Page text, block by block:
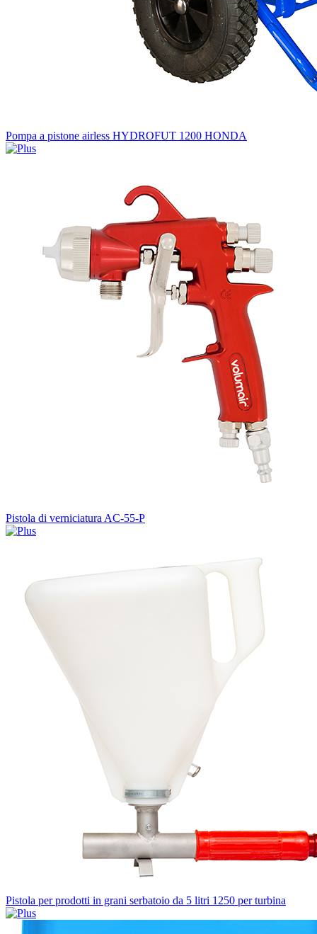
Pompa a pistone airless HYDROFUT 1200 HONDA
Pistola di verniciatura AC-55-P
Pistola per prodotti in grani serbatoio da 5 litri 1250 per turbina